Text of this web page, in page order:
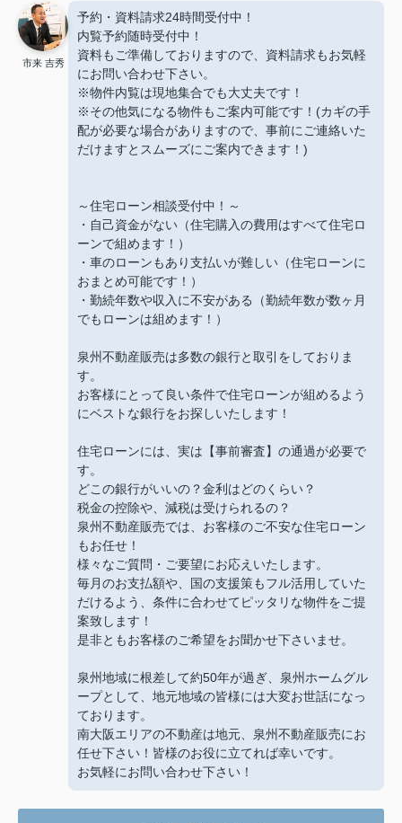
市来 吉秀
予約・資料請求24時間受付中！
内覧予約随時受付中！
資料もご準備しておりますので、資料請求もお気軽
にお問い合わせ下さい。
※物件内覧は現地集合でも大丈夫です！
※その他気になる物件もご案内可能です！(カギの手
配が必要な場合がありますので、事前にご連絡いた
だけますとスムーズにご案内できます！)
～住宅ローン相談受付中！～
・自己資金がない（住宅購入の費用はすべて住宅ロ
ーンで組めます！）
・車のローンもあり支払いが難しい（住宅ローンに
おまとめ可能です！）
・勤続年数や収入に不安がある（勤続年数が数ヶ月
でもローンは組めます！）
泉州不動産販売は多数の銀行と取引をしておりま
す。
お客様にとって良い条件で住宅ローンが組めるよう
にベストな銀行をお探しいたします！
住宅ローンには、実は【事前審査】の通過が必要で
す。
どこの銀行がいいの？金利はどのくらい？
税金の控除や、減税は受けられるの？
泉州不動産販売では、お客様のご不安な住宅ローン
もお任せ！
様々なご質問・ご要望にお応えいたします。
毎月のお支払額や、国の支援策もフル活用していた
だけるよう、条件に合わせてピッタリな物件をご提
案致します！
是非ともお客様のご希望をお聞かせ下さいませ。
泉州地域に根差して約50年が過ぎ、泉州ホームグル
ープとして、地元地域の皆様には大変お世話になっ
ております。
南大阪エリアの不動産は地元、泉州不動産販売にお
任せ下さい！皆様のお役に立てれば幸いです。
お気軽にお問い合わせ下さい！